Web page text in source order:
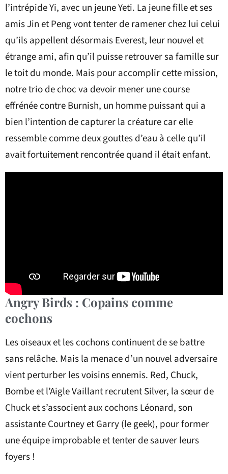
l’intrépide Yi, avec un jeune Yeti. La jeune fille et ses
amis Jin et Peng vont tenter de ramener chez lui celui
qu’ils appellent désormais Everest, leur nouvel et
étrange ami, afin qu’il puisse retrouver sa famille sur
le toit du monde. Mais pour accomplir cette mission,
notre trio de choc va devoir mener une course
effrénée contre Burnish, un homme puissant qui a
bien l’intention de capturer la créature car elle
ressemble comme deux gouttes d’eau à celle qu’il
avait fortuitement rencontrée quand il était enfant.
Angry Birds : Copains comme
cochons
Les oiseaux et les cochons continuent de se battre
sans relâche. Mais la menace d’un nouvel adversaire
vient perturber les voisins ennemis. Red, Chuck,
Bombe et l’Aigle Vaillant recrutent Silver, la sœur de
Chuck et s’associent aux cochons Léonard, son
assistante Courtney et Garry (le geek), pour former
une équipe improbable et tenter de sauver leurs
foyers !